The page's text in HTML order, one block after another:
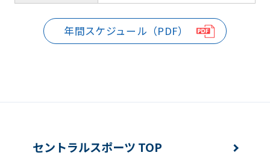
年間スケジュール（PDF）
an
automatic
the
version
セントラルスポーツ TOP